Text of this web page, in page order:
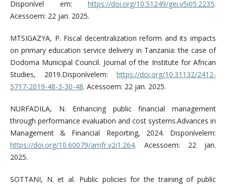
Disponível em:https://doi.org/10.51249/gei.v5i05.2235.
Acessoem: 22 jan. 2025.
MTSIGAZYA, P. Fiscal decentralization reform and its impacts
on primary education service delivery in Tanzania: the case of
Dodoma Municipal Council. Journal of the Institute for African
Studies, 2019.Disponívelem:https://doi.org/10.31132/2412-
5717-2019-48-3-30-48. Acessoem: 22 jan. 2025.
NURFADILA, N. Enhancing public financial management
through performance evaluation and cost systems.Advances in
Management & Financial Reporting, 2024. Disponívelem:
https://doi.org/10.60079/amfr.v2i1.264. Acessoem: 22 jan.
2025.
SOTTANI, N. et al. Public policies for the training of public